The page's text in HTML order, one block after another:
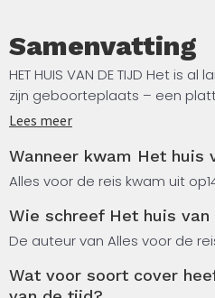
Samenvatting
HET HUIS VAN DE TIJD Het is
zijn geboorteplaats – een
Italië – heeft verlaten. Terwijl
reist hij op een dag voor een
terug naar de plek van zijn
opwelling, zonder te weten
kopen.
Vanaf dat moment doen er
Lees meer
Wanneer kwam Het huis
Alles voor de reis kwam uit op
Wie schreef Het huis
De auteur van Alles voor de
Wat voor soort cover